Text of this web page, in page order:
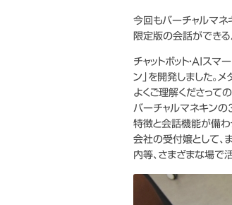
今回もバーチャルマネ
限定版の会話ができる
チャットボット・AIス
ン」を開発しました。
よくご理解くださって
バーチャルマネキンの
特徴と会話機能が備わ
会社の受付嬢として、
内等、さまざまな場で